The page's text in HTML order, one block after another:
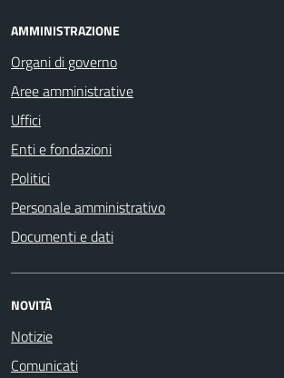
AMMINISTRAZIONE
Organi di governo
Aree amministrative
Uffici
Enti e fondazioni
Politici
Personale amministrativo
Documenti e dati
NOVITÀ
Notizie
Comunicati